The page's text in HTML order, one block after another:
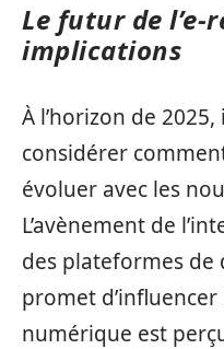
Le futur de
implications
À l’horizon de
considérer
évoluer avec les
L’avènement de
des plateformes de
promet
numérique est